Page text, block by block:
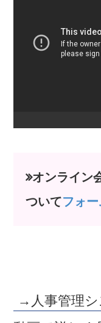
オンライン
ついてフォ
→人事管理シ